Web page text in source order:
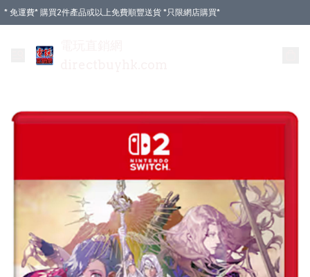
* 免運費* 購買2件產品或以上免費順豐送貨 *只限網店購買*